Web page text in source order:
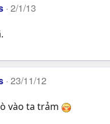
2/1/13
23/11/12
vào ta trảm